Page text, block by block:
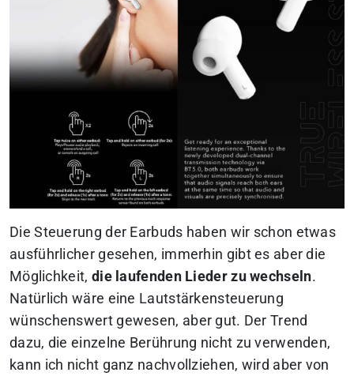
Die Steuerung der Earbuds haben wir schon etwas
ausführlicher gesehen, immerhin gibt es aber die
Möglichkeit, die laufenden Lieder zu wechseln.
Natürlich wäre eine Lautstärkensteuerung
wünschenswert gewesen, aber gut. Der Trend
dazu, die einzelne Berührung nicht zu verwenden,
kann ich nicht ganz nachvollziehen, wird aber von